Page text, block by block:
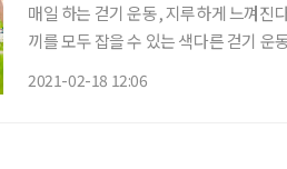
매일 하는 걷기 운동, 지루하게 느껴진
끼를 모두 잡을 수 있는 색다른 걷기
2021-02-18 12:06